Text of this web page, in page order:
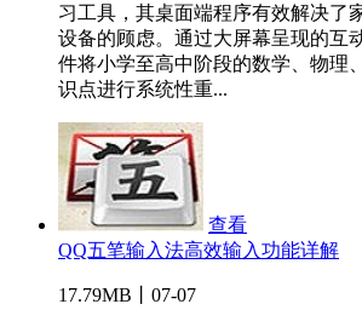
习工具，其桌面端程序有效解决了
设备的顾虑。通过大屏幕呈现的互
件将小学至高中阶段的数学、物理
识点进行系统性重...
查看
QQ五笔输入法高效输入功能详解
17.79MB丨07-07